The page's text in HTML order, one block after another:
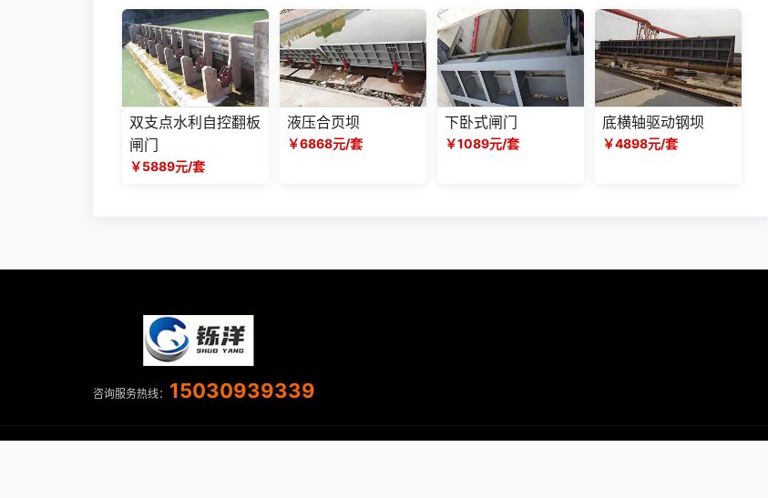
双支点水利自控翻板
闸门
￥5889元/套
液压合页坝
￥6868元/套
下卧式闸门
￥1089元/套
底横轴驱动钢坝
￥4898元/套
咨询服务热线： 15030939339